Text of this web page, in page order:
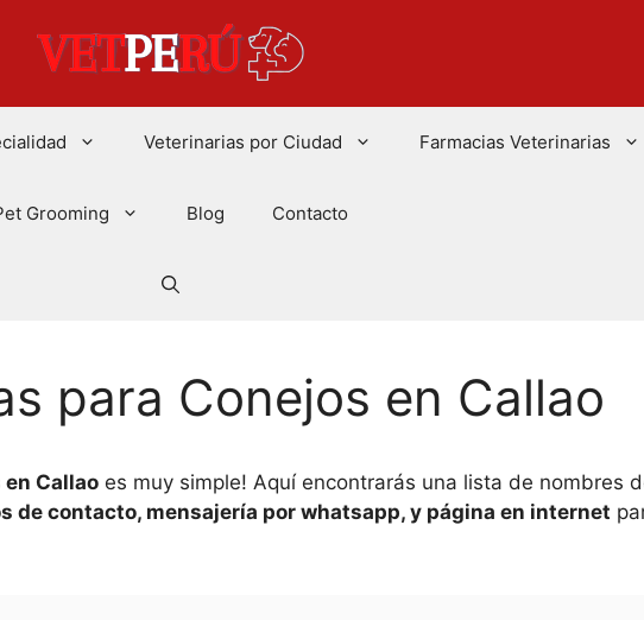
Veterinarias por Ciudad Farmacias Veterinarias
Grooming Blog Contacto
para Conejos en Callao
Callao es muy simple! Aquí encontrarás una lista de nombres
de contacto, mensajería por whatsapp, y página en internet